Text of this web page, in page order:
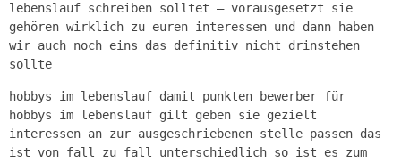
lebenslauf schreiben solltet — vorausgesetzt sie
gehören wirklich zu euren interessen und dann haben
wir auch noch eins das definitiv nicht drinstehen
sollte
hobbys im lebenslauf damit punkten bewerber für
hobbys im lebenslauf gilt geben sie gezielt
interessen an zur ausgeschriebenen stelle passen das
ist von fall zu fall unterschiedlich so ist es zum